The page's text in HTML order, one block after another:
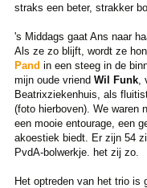
straks een beter, strakker
's Middags gaat Ans naar
Als ze zo blijft, wordt ze
Pand in een steeg in de
mijn oude vriend Wil Funk,
Beatrixziekenhuis, als
(foto hierboven). We waren
een mooie entourage, een
akoestiek biedt. Er zijn 54
PvdA-bolwerkje. het zij zo.
Het optreden van het trio is